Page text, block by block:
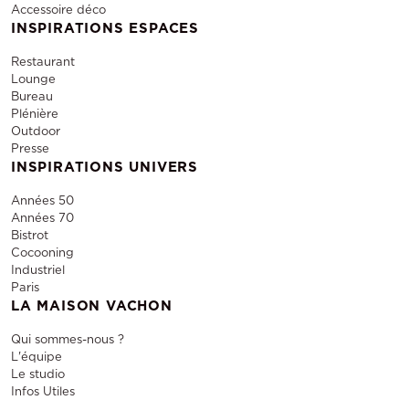
Accessoire déco
INSPIRATIONS ESPACES
Restaurant
Lounge
Bureau
Plénière
Outdoor
Presse
INSPIRATIONS UNIVERS
Années 50
Années 70
Bistrot
Cocooning
Industriel
Paris
LA MAISON VACHON
Qui sommes-nous ?
L'équipe
Le studio
Infos Utiles